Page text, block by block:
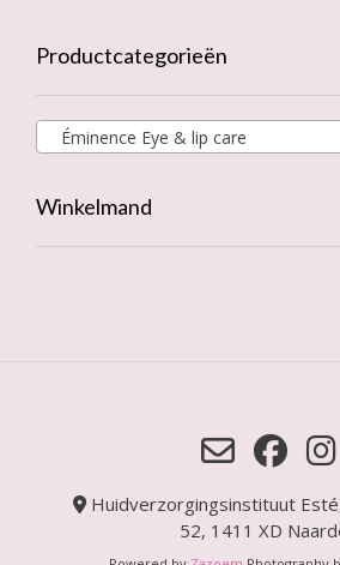
Productcategorieën
Éminence Eye & lip care
Winkelmand
Huidverzorgingsinstituut
52, 1411 XD